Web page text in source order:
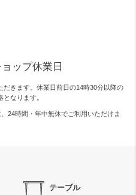
ップ休業日
きます。休業日前日の14時30分以降の
なります。
24時間・年中無休でご利用いただけま
テーブル